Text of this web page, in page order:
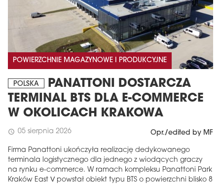
POWIERZCHNIE MAGAZYNOWE I PRODUKCYJNE
POLSKA
PANATTONI DOSTARCZA
TERMINAL BTS DLA E-COMMERCE
W OKOLICACH KRAKOWA
schedule 05 sierpnia 2026 Opr./edited by MF
Firma Panattoni ukończyła realizację dedykowanego
terminala logistycznego dla jednego z wiodących graczy
na rynku e-commerce. W ramach kompleksu Panattoni Park
Kraków East V powstał obiekt typu BTS o powierzchni blisko 8